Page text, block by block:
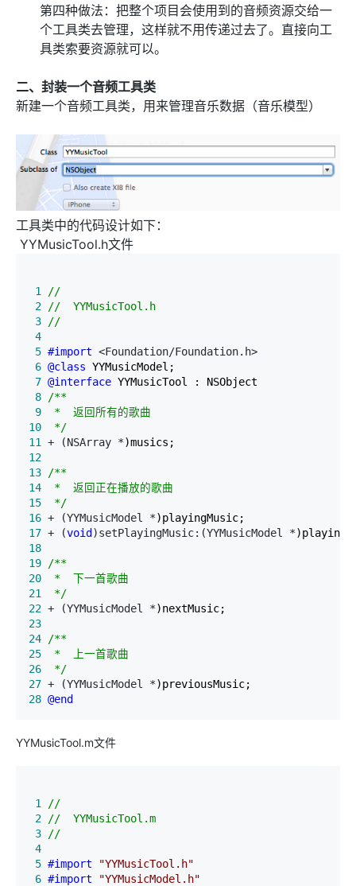
第四种做法：把整个项目会使用到的音频资源交给一
个工具类去管理，这样就不用传递过去了。直接向工
具类索要资源就可以。
二、封装一个音频工具类
新建一个音频工具类，用来管理音乐数据（音乐模型）
工具类中的代码设计如下：
YYMusicTool.h文件
1
//
2
//
3
4
5 #import
6 @class
7 @interface
8
/*
9
10
*/
11
+ (NSArray *
12
13
/*
14
15
*/
16 + (YYMusicModel *
17 + (void )setPlayingMusic:(YYMusicModel *
18
19
/*
20
21
*/
22 + (YYMusicModel *
23
24
/*
25
26
*/
27 + (YYMusicModel *
28 @end
YYMusicTool.m文件
1
//
2
//
3
4
5 #import "YYMusicTool.h"
6 #import "YYMusicModel.h"